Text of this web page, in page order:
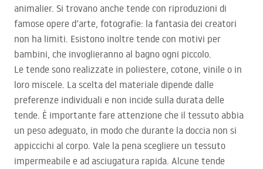
animalier. Si trovano anche tende con riproduzioni di
famose opere d’arte, fotografie: la fantasia dei creatori
non ha limiti. Esistono inoltre tende con motivi per
bambini, che invoglieranno al bagno ogni piccolo.
Le tende sono realizzate in poliestere, cotone, vinile o in
loro miscele. La scelta del materiale dipende dalle
preferenze individuali e non incide sulla durata delle
tende. È importante fare attenzione che il tessuto abbia
un peso adeguato, in modo che durante la doccia non si
appiccichi al corpo. Vale la pena scegliere un tessuto
impermeabile e ad asciugatura rapida. Alcune tende